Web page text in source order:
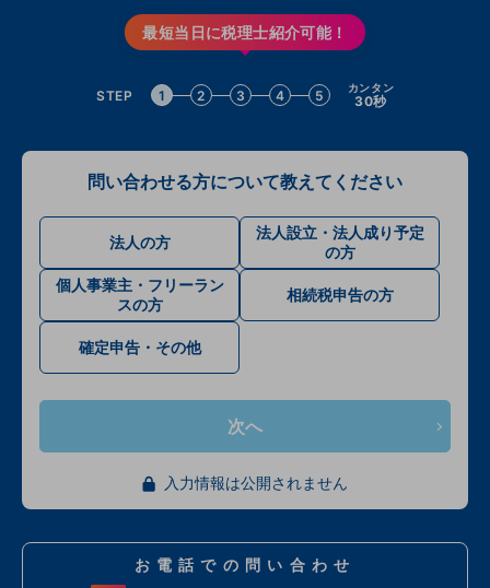
最短当日に税理士紹介可能！
STEP 1 2 3 4 5 カンタン
30秒
問い合わせる方について教えてください
法人の方
法人設立・法人成り予定
の方
個人事業主・フリーラン
スの方
相続税申告の方
確定申告・その他
次へ
入力情報は公開されません
お電話での問い合わせ